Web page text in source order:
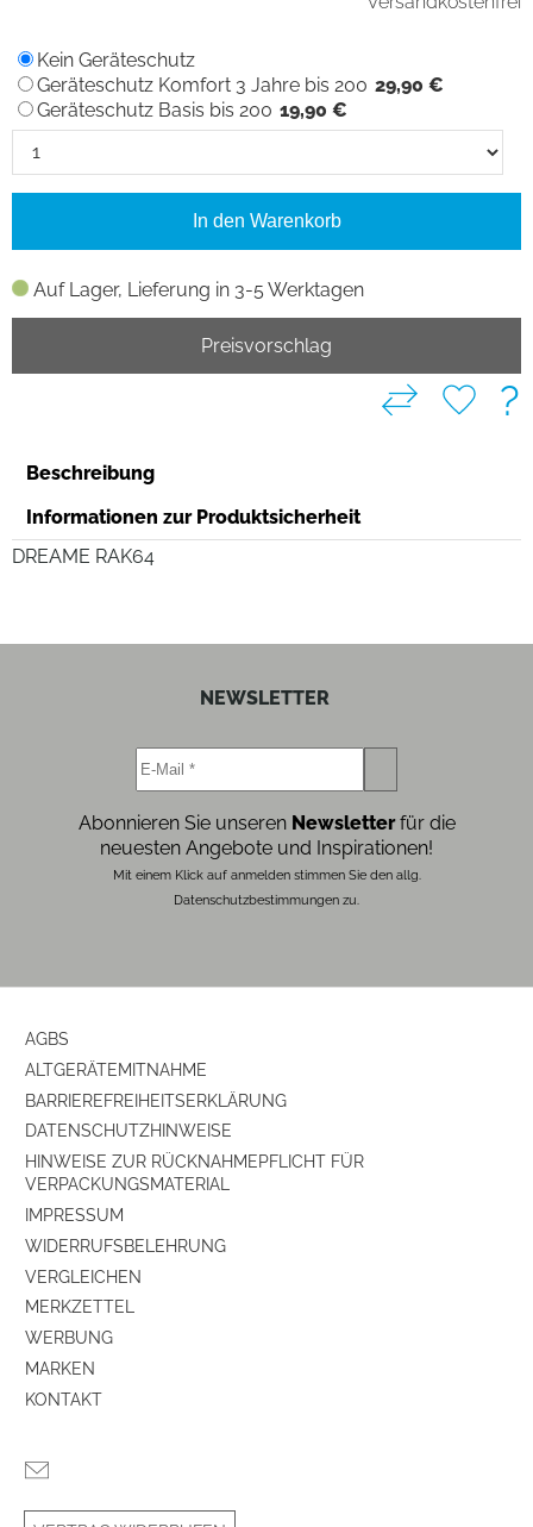
Auf Lager, Lieferung in 3-5 Werktagen
Kein Geräteschutz
Geräteschutz Komfort 3 Jahre bis 200 29,90 €
Geräteschutz Basis bis 200 19,90 €
In den Warenkorb
Preisvorschlag
?
Beschreibung
Informationen zur Produktsicherheit
DREAME RAK64
NEWSLETTER
Abonnieren Sie unseren Newsletterfür die
neuesten Angebote und Inspirationen!
Mit einem Klick auf anmelden stimmen Sie den allg.
Datenschutzbestimmungen zu.
AGBS
ALTGERÄTEMITNAHME
BARRIEREFREIHEITSERKLÄRUNG
DATENSCHUTZHINWEISE
HINWEISE ZUR RÜCKNAHMEPFLICHT FÜR
VERPACKUNGSMATERIAL
IMPRESSUM
WIDERRUFSBELEHRUNG
VERGLEICHEN
MERKZETTEL
WERBUNG
MARKEN
KONTAKT